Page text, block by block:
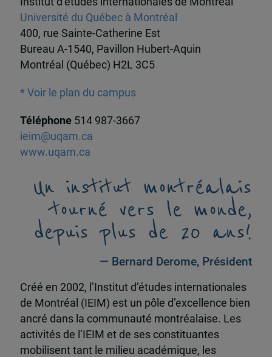
Université du Québec à Montréal
400, rue Sainte-Catherine Est
Bureau A-1540, Pavillon Hubert-Aquin
Montréal (Québec) H2L 3C5
* Voir le plan du campus
Téléphone 514 987-3667
ieim@uqam.ca
www.uqam.ca
Un institut montréalais
tourné vers le monde,
depuis plus de 20 ans!
— Bernard Derome, Président
Créé en 2002, l’Institut d’études internationales
de Montréal (IEIM) est un pôle d’excellence bien
ancré dans la communauté montréalaise. Les
activités de l’IEIM et de ses constituantes
mobilisent tant le milieu académique, les